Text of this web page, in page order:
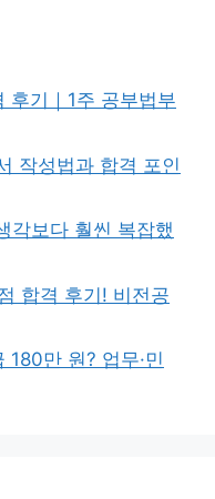
후기｜1주 공부법부
작성법과 합격 포인
각보다 훨씬 복잡했
합격 후기! 비전공
만 원? 업무·민